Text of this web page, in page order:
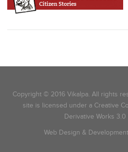
Copyright © 2016 Vikalpa. All rights
site is licensed under a Creative
Derivative Works 3.0
Web Design &